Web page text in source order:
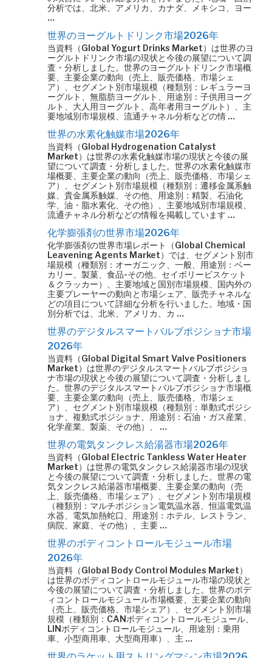
分析では、北米、アメリカ、カナダ、メキシコ、ヨー
…
世界のヨーグルトドリンク市場2026年
当資料（Global Yogurt Drinks Market）は世界のヨ
ーグルトドリンク市場の現状と今後の展望について調
査・分析しました。世界のヨーグルトドリンク市場概
要、主要企業の動向（売上、販売価格、市場シェ
ア）、セグメント別市場規模（種類別：レギュラーヨ
ーグルト、無脂肪ヨーグルト、用途別：子供用ヨーグ
ルト、大人用ヨーグルト、高年者用ヨーグルト）、主
要地域別市場規模、流通チャネル分析などの情 …
世界の水素化触媒市場2026年
当資料（Global Hydrogenation Catalyst
Market）は世界の水素化触媒市場の現状と今後の展
望について調査・分析しました。世界の水素化触媒市
場概要、主要企業の動向（売上、販売価格、市場シェ
ア）、セグメント別市場規模（種類別：遷移金属系触
媒、貴金属系触媒、その他、用途別：精製、石油化
学、油・脂水素化、その他）、主要地域別市場規模、
流通チャネル分析などの情報を掲載しています …
化学膨張剤の世界市場2026年
化学膨張剤の世界市場レポート（Global Chemical
Leavening Agents Market）では、セグメント別市
場規模（種類別：オーガニック、一般、用途別：ベー
カリー、製菓、食品-その他、セイボリービスケット
＆クラッカー）、主要地域と国別市場規模、国内外の
主要プレーヤーの動向と市場シェア、販売チャネルな
どの項目について詳細な分析を行いました。地域・国
別分析では、北米、アメリカ、カ …
世界のデジタルスマートバルブポジショナ市場
2026年
当資料（Global Digital Smart Valve Positioners
Market）は世界のデジタルスマートバルブポジショ
ナ市場の現状と今後の展望について調査・分析しまし
た。世界のデジタルスマートバルブポジショナ市場概
要、主要企業の動向（売上、販売価格、市場シェ
ア）、セグメント別市場規模（種類別：単動式ポジシ
ョナ、複動式ポジショナ、用途別：石油・ガス産業、
化学産業、製薬、その他）、 …
世界の電気タンクレス給湯器市場2026年
当資料（Global Electric Tankless Water Heater
Market）は世界の電気タンクレス給湯器市場の現状
と今後の展望について調査・分析しました。世界の電
気タンクレス給湯器市場概要、主要企業の動向（売
上、販売価格、市場シェア）、セグメント別市場規模
（種類別：マルチポジション電気温水器、恒温電気温
水器、電気加熱蛇口、用途別：ホテル、レストラン、
病院、家庭、その他）、主要 …
世界のボディコントロールモジュール市場
2026年
当資料（Global Body Control Modules Market）
は世界のボディコントロールモジュール市場の現状と
今後の展望について調査・分析しました。世界のボデ
ィコントロールモジュール市場概要、主要企業の動向
（売上、販売価格、市場シェア）、セグメント別市場
規模（種類別：CANボディコントロールモジュール、
LINボディコントロールモジュール、用途別：乗用
車、小型商用車、大型商用車）、主 …